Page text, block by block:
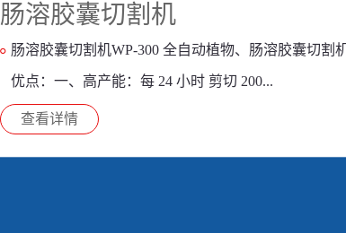
肠溶胶囊切割机
肠溶胶囊切割机WP-300 全自动植物、肠溶胶囊切割
优点：一、高产能：每 24 小时 剪切 200...
查看详情